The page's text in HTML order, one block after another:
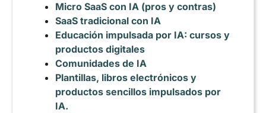
Micro SaaS con IA (pros y contras)
SaaS tradicional con IA
Educación impulsada por IA: cursos y
productos digitales
Comunidades de IA
Plantillas, libros electrónicos y
productos sencillos impulsados por
IA.